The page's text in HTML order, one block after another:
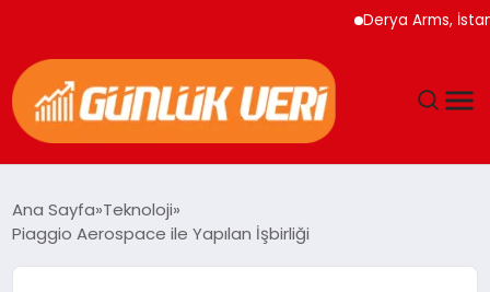
Derya Arms,
GÜNDEM
Ana Sayfa Teknoloji
Piaggio Aerospace ile Yapılan İşbirliği